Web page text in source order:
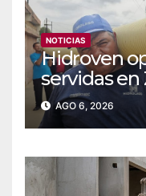
NOTICIAS
Hidroven
servidas en
AGO 6, 2026